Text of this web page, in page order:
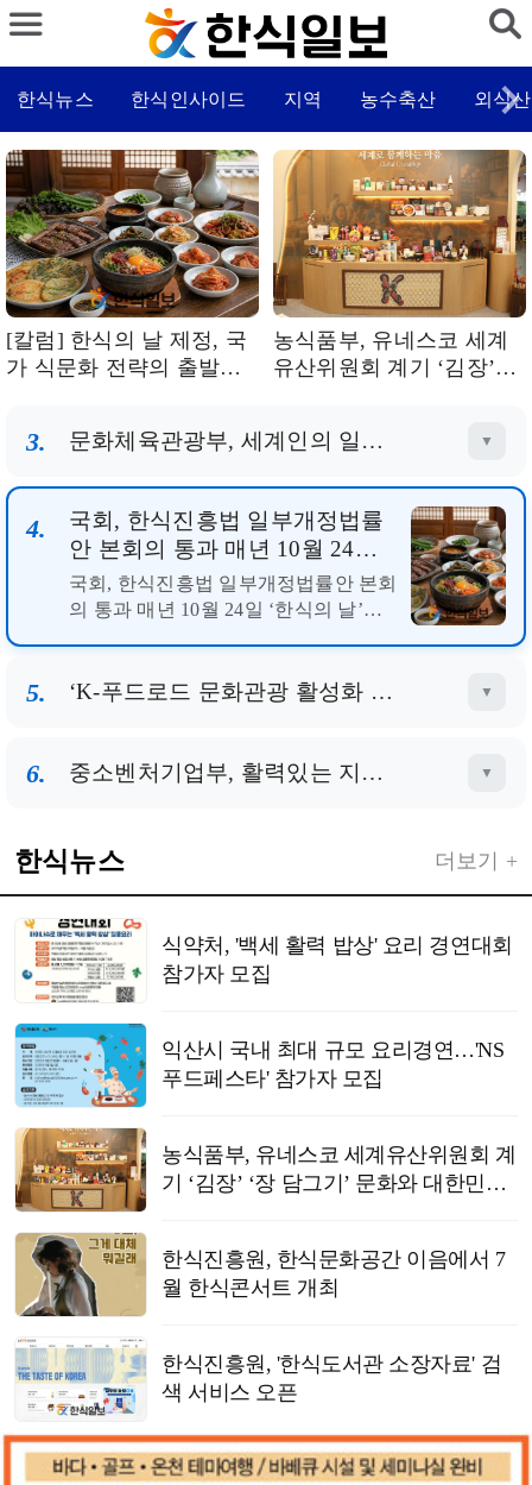
한식뉴스 한식인사이드 지역 농수축산 외식
[칼럼] 한식의 날 제정, 국
가 식문화 전략의 출발점
농식품부, 유네스코 세계
유산위원회 계기 ‘김장’
3. 문화체육관광부, 세계인의 일상으로... 한식 확산 위해 전문가 자문회의 개최 ▼
4. 국회, 한식진흥법 일부개정법률안 본회의 통과 매년 10월 24일 ‘한식의 날’ 법적 근거 마련 ▼
‘K-푸드로드 문화관광 활성화 사
곳 선정…지역 미식관광 거점 육성 본
6. 중소벤처기업부, 활력있는 지방상권·전통시장을 위한 ｢지역상권 육성｣, ｢백년시장｣ 대상지 최종 선정 ▼
한식뉴스 더보기 +
식약처, '백세 활력 밥상' 요리 경연대회
참가자 모집
익산시 국내 최대 규모 요리경연…'NS
푸드페스타' 참가자 모집
농식품부, 유네스코 세계유산위원회 계
기 ‘김장’ ‘장 담그기’ 문화와 대한민국
한식진흥원, 한식문화공간 이음에서 7
월 한식콘서트 개최
한식진흥원, '한식도서관 소장자료' 검
색 서비스 오픈